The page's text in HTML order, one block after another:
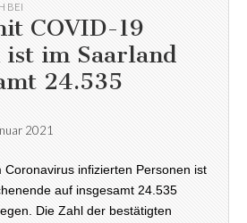
BEI
COVID-19
im Saarland
24.535
2021
Coronavirus infizierten Personen ist
auf insgesamt 24.535
Die Zahl der bestätigten